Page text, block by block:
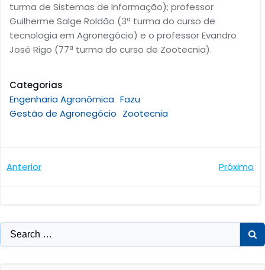
turma de Sistemas de Informação); professor
Guilherme Salge Roldão (3ª turma do curso de
tecnologia em Agronegócio) e o professor Evandro
José Rigo (77ª turma do curso de Zootecnia).
Categorias
Engenharia Agronômica Fazu
Gestão de Agronegócio Zootecnia
Navegação
Post
Anterior
Post
Próximo
Search
for: